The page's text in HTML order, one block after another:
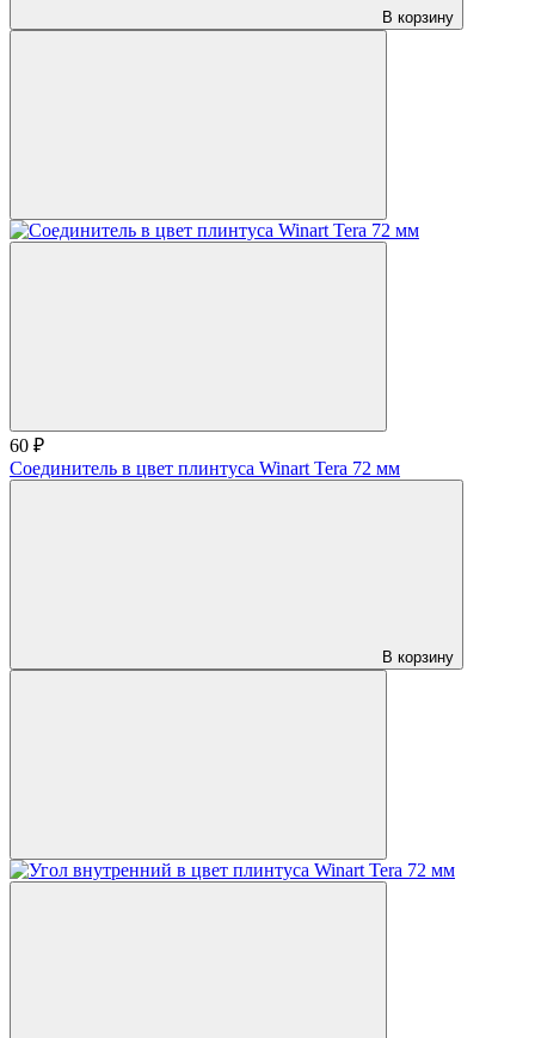
В корзину
60 ₽
Соединитель в цвет плинтуса Winart Tera 72 мм
В корзину